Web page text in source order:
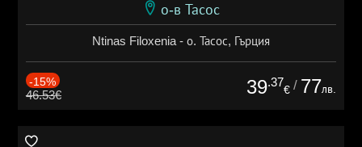
о-в Тасос
Ntinas Filoxenia - о. Тасос, Гърция
-15%
46.53€ 39.37
€ / 77лв.